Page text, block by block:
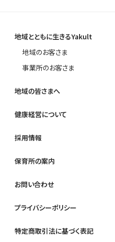
地域とともに生きるYakult
地域のお客さま
事業所のお客さま
地域の皆さまへ
健康経営について
採用情報
保育所の案内
お問い合わせ
プライバシーポリシー
特定商取引法に基づく表記